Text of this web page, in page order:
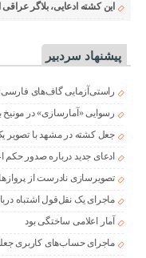
این کشته ادعایی، بلاگر عراقی
پیشنهاد سردبیر
راستی‌آزمایی گاف‌های
رسوایی «آمارسازی» در مونیخ
جعل کشته در مشهد با تصویر
ادعای جدید درباره صدور
تصویرسازی نادرست از
ماجرای یک نقل‌قول اشتباه
آمار اعلامی ساختگی بود
ماجرای حساب‌های کاربری